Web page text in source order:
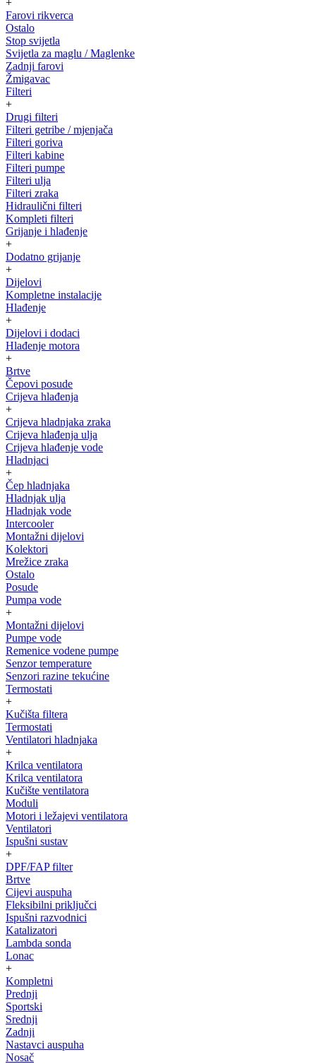
+
Farovi rikverca
Ostalo
Stop svijetla
Svijetla za maglu / Maglenke
Zadnji farovi
Žmigavac
Filteri
+
Drugi filteri
Filteri getribe / mjenjača
Filteri goriva
Filteri kabine
Filteri pumpe
Filteri ulja
Filteri zraka
Hidraulični filteri
Kompleti filteri
Grijanje i hlađenje
+
Dodatno grijanje
+
Dijelovi
Kompletne instalacije
Hlađenje
+
Dijelovi i dodaci
Hlađenje motora
+
Brtve
Čepovi posude
Crijeva hlađenja
+
Crijeva hladnjaka zraka
Crijeva hlađenja ulja
Crijeva hlađenje vode
Hladnjaci
+
Čep hladnjaka
Hladnjak ulja
Hladnjak vode
Intercooler
Montažni dijelovi
Kolektori
Mrežice zraka
Ostalo
Posude
Pumpa vode
+
Montažni dijelovi
Pumpe vode
Remenice vodene pumpe
Senzor temperature
Senzori razine tekućine
Termostati
+
Kučišta filtera
Termostati
Ventilatori hladnjaka
+
Krilca ventilatora
Krilca ventilatora
Kučište ventilatora
Moduli
Motori i ležajevi ventilatora
Ventilatori
Ispušni sustav
+
DPF/FAP filter
Brtve
Cijevi auspuha
Fleksibilni priključci
Ispušni razvodnici
Katalizatori
Lambda sonda
Lonac
+
Kompletni
Prednji
Sportski
Srednji
Zadnji
Nastavci auspuha
Nosač